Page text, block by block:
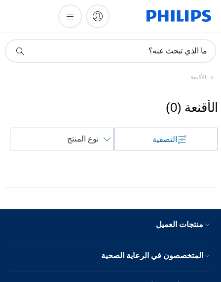
دعم
ما الذي تبحث عنه؟
الأقنعة
الأقنعة (
0
)
التصفية
حسب
منتجات العميل
المتخصصون في الرعاية الصحية